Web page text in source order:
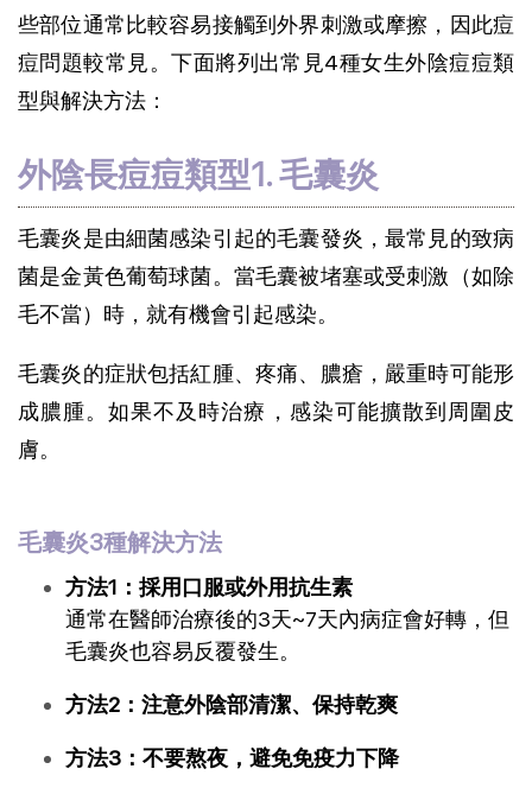
些部位通常比較容易接觸到外界刺激或摩擦，因此痘
痘問題較常見。下面將列出常見4種女生外陰痘痘類
型與解決方法：
外陰長痘痘類型1. 毛囊炎
毛囊炎是由細菌感染引起的毛囊發炎，最常見的致病
菌是金黃色葡萄球菌。當毛囊被堵塞或受刺激（如除
毛不當）時，就有機會引起感染。
毛囊炎的症狀包括紅腫、疼痛、膿瘡，嚴重時可能形
成膿腫。如果不及時治療，感染可能擴散到周圍皮
膚。
毛囊炎3種解決方法
方法1：採用口服或外用抗生素
通常在醫師治療後的3天~7天內病症會好轉，但
毛囊炎也容易反覆發生。
方法2：注意外陰部清潔、保持乾爽
方法3：不要熬夜，避免免疫力下降